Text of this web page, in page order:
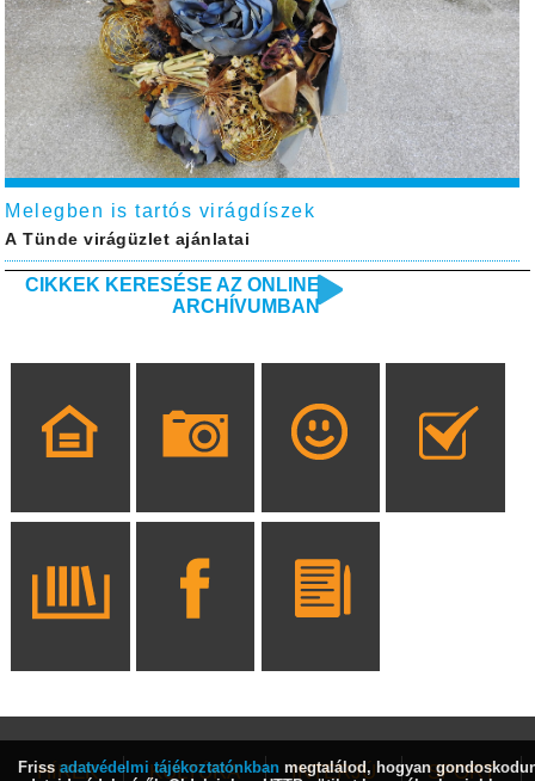
Melegben is tartós virágdíszek
A Tünde virágüzlet ajánlatai
CIKKEK KERESÉSE AZ ONLINE
ARCHÍVUMBAN
HÍREK KULTÚRA INTERJÚ SPORT
Friss adatvédelmi tájékoztatónkban megtalálod, hogyan